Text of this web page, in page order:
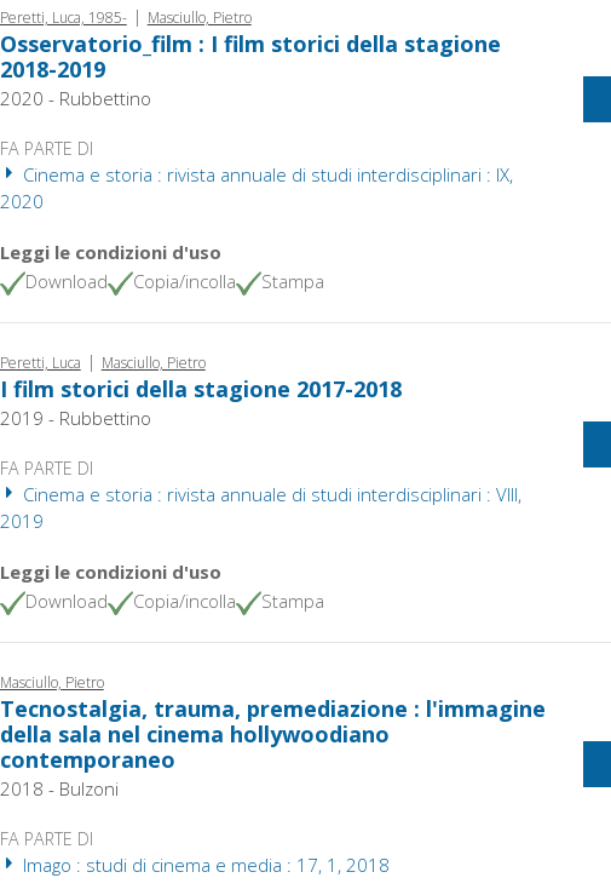
Peretti, Luca, 1985- | Masciullo, Pietro
Osservatorio_film : I film storici della stagione
2018-2019
2020 - Rubbettino
FA PARTE DI
Cinema e storia : rivista annuale di studi interdisciplinari : IX,
2020
Leggi le condizioni d'uso
Download
Copia/incolla Stampa
Peretti, Luca | Masciullo, Pietro
I film storici della stagione 2017-2018
2019 - Rubbettino
FA PARTE DI
Cinema e storia : rivista annuale di studi interdisciplinari : VIII,
2019
Leggi le condizioni d'uso
Download
Copia/incolla Stampa
Masciullo, Pietro
Tecnostalgia, trauma, premediazione : l'immagine
della sala nel cinema hollywoodiano
contemporaneo
2018 - Bulzoni
FA PARTE DI
Imago : studi di cinema e media : 17, 1, 2018